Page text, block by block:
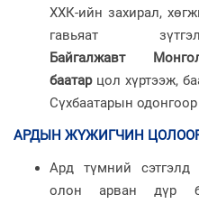
ХХК-ийн захирал,
гавьяат
Байгалжавт
баатарцол хүртээж,
Сүхбаатарын
АРДЫН ЖҮЖИГЧИН
Ард түмний сэтгэлд
олон арван дүр